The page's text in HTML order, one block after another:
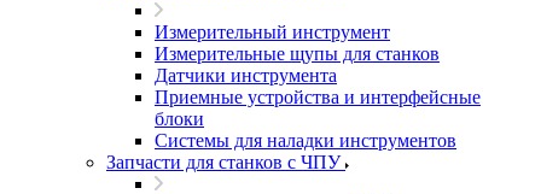
Измерительный инструмент
Измерительные щупы для станков
Датчики инструмента
Приемные устройства и интерфейсные
блоки
Системы для наладки инструментов
Запчасти для станков с ЧПУ